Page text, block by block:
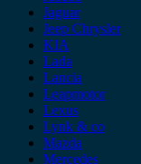
Jaguar
Jeep Chrysler
KIA
Lada
Lancia
Leapmotor
Lexus
Lynk & co
Mazda
Mercedes